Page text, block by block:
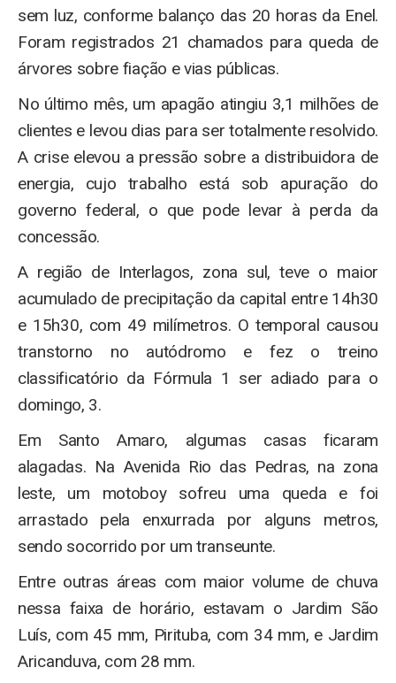
sem luz, conforme balanço das 20 horas da Enel.
Foram registrados 21 chamados para queda de
árvores sobre fiação e vias públicas.
No último mês, um apagão atingiu 3,1 milhões de
clientes e levou dias para ser totalmente resolvido.
A crise elevou a pressão sobre a distribuidora de
energia, cujo trabalho está sob apuração do
governo federal, o que pode levar à perda da
concessão.
A região de Interlagos, zona sul, teve o maior
acumulado de precipitação da capital entre 14h30
e 15h30, com 49 milímetros. O temporal causou
transtorno no autódromo e fez o treino
classificatório da Fórmula 1 ser adiado para o
domingo, 3.
Em Santo Amaro, algumas casas ficaram
alagadas. Na Avenida Rio das Pedras, na zona
leste, um motoboy sofreu uma queda e foi
arrastado pela enxurrada por alguns metros,
sendo socorrido por um transeunte.
Entre outras áreas com maior volume de chuva
nessa faixa de horário, estavam o Jardim São
Luís, com 45 mm, Pirituba, com 34 mm, e Jardim
Aricanduva, com 28 mm.